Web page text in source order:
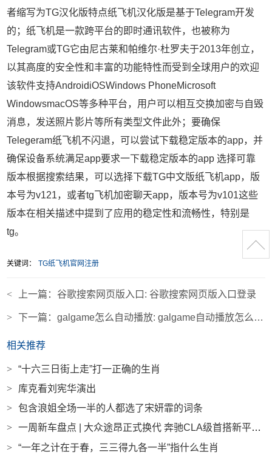
者缩写为TG汉化版特点纸飞机汉化版是基于Telegram开发
的；纸飞机是一款跨平台的即时通讯软件，也被称为
Telegram或TG它由尼古莱和帕维尔·杜罗夫于2013年创立，
以其高度的安全性和丰富的功能特性而受到全球用户的欢迎
该软件支持AndroidiOSWindows PhoneMicrosoft
WindowsmacOS等多种平台，用户可以相互交换加密与自毁
消息，发送照片影片等所有类型文件此外；要确保
Telegeram纸飞机不闪退，可以尝试下载稳定版本的app，并
确保设备系统满足app要求一下载稳定版本的app 选择可靠
版本根据搜索结果，可以选择下载TG中文版纸飞机app，版
本号为v121，或者tg飞机加密聊天app，版本号为v101这些
版本在相关描述中提到了应用的稳定性和流畅性，特别是
tg。
关键词： TG纸飞机官网注册
< 上一篇：谷歌搜索网页版入口: 谷歌搜索网页版入口登录
> 下一篇：galgame怎么自动播放: galgame自动播放怎么设置
相关推荐
>
“十六三日街上走”打一正确的生肖
>
库克看刘宪华演出
>
包含浪姐全场一半的人都选了宋妍霏的词条
>
一周新车盘点 | 大众途昂正式换代 奔驰CLA级首搭新平台 |界面新闻 · 汽车
>
“一年之计在于春，三三得九各一半”指什么生肖